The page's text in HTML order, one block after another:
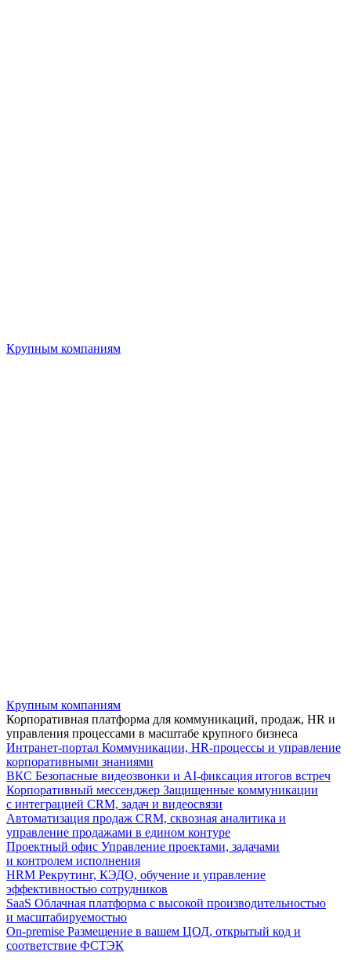
Крупным компаниям
Крупным компаниям
Корпоративная платформа для коммуникаций, продаж, HR и
управления процессами в масштабе крупного бизнеса
Интранет-портал Коммуникации, HR-процессы и управление
корпоративными знаниями
ВКС Безопасные видеозвонки и AI-фиксация итогов встреч
Корпоративный мессенджер Защищенные коммуникации
с интеграцией CRM, задач и видеосвязи
Автоматизация продаж CRM, сквозная аналитика и
управление продажами в едином контуре
Проектный офис Управление проектами, задачами
и контролем исполнения
HRM Рекрутинг, КЭДО, обучение и управление
эффективностью сотрудников
SaaS Облачная платформа с высокой производительностью
и масштабируемостью
On-premise Размещение в вашем ЦОД, открытый код и
соответствие ФСТЭК